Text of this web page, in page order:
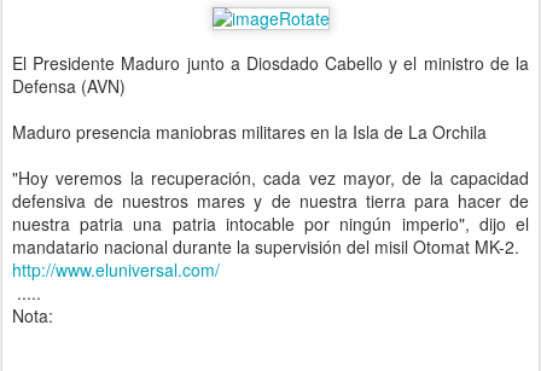
El Presidente Maduro junto a Diosdado Cabello y el ministro de la
Defensa (AVN)
Maduro presencia maniobras militares en la Isla de La Orchila
"Hoy veremos la recuperación, cada vez mayor, de la capacidad
defensiva de nuestros mares y de nuestra tierra para hacer de
nuestra patria una patria intocable por ningún imperio", dijo el
mandatario nacional durante la supervisión del misil Otomat MK-2.
http://www.eluniversal.com/
.....
Nota: